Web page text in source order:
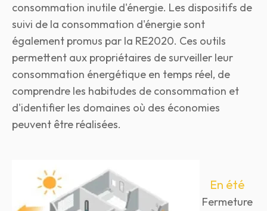
consommation inutile d'énergie. Les dispositifs de
suivi de la consommation d'énergie sont
également promus par la RE2020. Ces outils
permettent aux propriétaires de surveiller leur
consommation énergétique en temps réel, de
comprendre les habitudes de consommation et
d'identifier les domaines où des économies
peuvent être réalisées.
En été
Fermeture